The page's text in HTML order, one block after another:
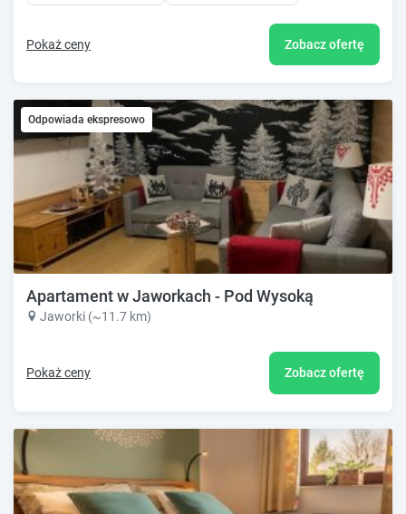
Pokaż ceny Zobacz ofertę
Odpowiada ekspresowo
Apartament w Jaworkach - Pod Wysoką
Jaworki (~11.7 km)
Pokaż ceny Zobacz ofertę